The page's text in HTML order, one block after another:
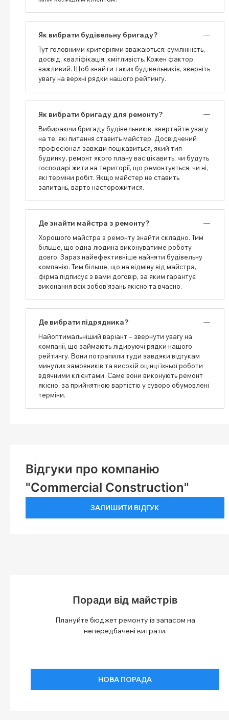
Як вибрати будівельну бригаду?
Тут головними критеріями вважаються: сумлінність,
досвід, кваліфікація, кмітливість. Кожен фактор
важливий. Щоб знайти таких будівельників, зверніть
увагу на верхні рядки нашого рейтингу.
Як вибрати бригаду для ремонту?
Вибираючи бригаду будівельників, звертайте увагу
на те, які питання ставить майстер. Досвідчений
професіонал завжди поцікавиться, який тип
будинку, ремонт якого плану вас цікавить, чи будуть
господарі жити на території, що ремонтується, чи ні,
які терміни робіт. Якщо майстер не ставить
запитань, варто насторожитися.
Де знайти майстра з ремонту?
Хорошого майстра з ремонту знайти складно. Тим
більше, що одна людина виконуватиме роботу
довго. Зараз найефективніше найняти будівельну
компанію. Тим більше, що на відміну від майстра,
фірма підписує з вами договір, за яким гарантує
виконання всіх зобов’язань якісно та вчасно.
Де вибрати підрядника?
Найоптимальніший варіант – звернути увагу на
компанії, що займають лідируючі рядки нашого
рейтингу. Вони потрапили туди завдяки відгукам
минулих замовників та високій оцінці їхньої роботи
вдячними клієнтами. Саме вони виконують ремонт
якісно, ​​за прийнятною вартістю у суворо обумовлені
терміни.
Відгуки про компанію
"Commercial Construction"
ЗАЛИШИТИ ВІДГУК
Поради від майстрів
Плануйте бюджет ремонту із запасом на
непередбачені витрати.
НОВА ПОРАДА